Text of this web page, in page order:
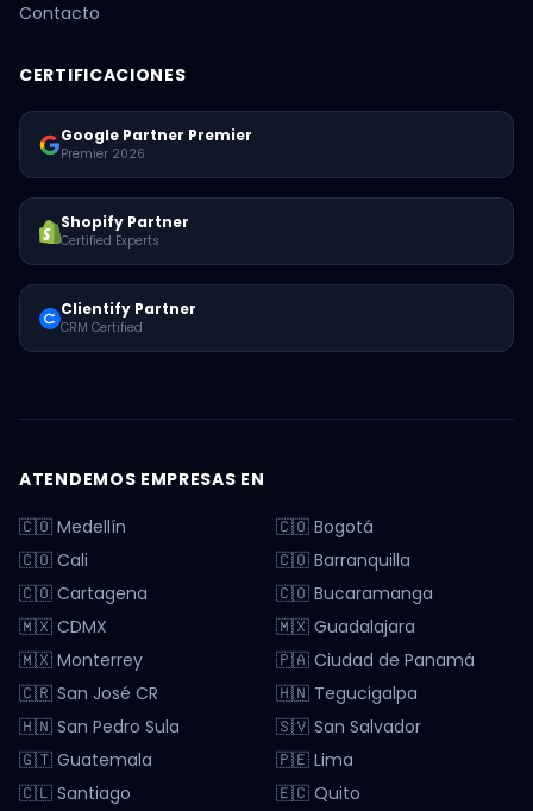
Contacto
CERTIFICACIONES
Google Partner Premier
Premier 2026
Shopify Partner
Certified Experts
Clientify Partner
CRM Certified
ATENDEMOS EMPRESAS EN
🇨🇴 Medellín
🇨🇴 Bogotá
🇨🇴 Cali
🇨🇴 Barranquilla
🇨🇴 Cartagena
🇨🇴 Bucaramanga
🇲🇽 CDMX
🇲🇽 Guadalajara
🇲🇽 Monterrey
🇵🇦 Ciudad de Panamá
🇨🇷 San José CR
🇭🇳 Tegucigalpa
🇭🇳 San Pedro Sula
🇸🇻 San Salvador
🇬🇹 Guatemala
🇵🇪 Lima
🇨🇱 Santiago
🇪🇨 Quito